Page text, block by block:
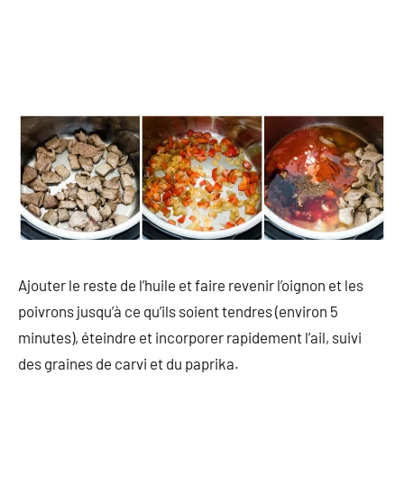
Ajouter le reste de l’huile et faire revenir l’oignon et les
poivrons jusqu’à ce qu’ils soient tendres (environ 5
minutes), éteindre et incorporer rapidement l’ail, suivi
des graines de carvi et du paprika.